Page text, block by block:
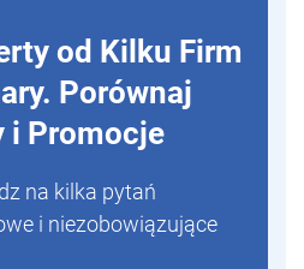
od Kilku Firm
Porównaj
i Promocje
na kilka pytań
i niezobowiązujące